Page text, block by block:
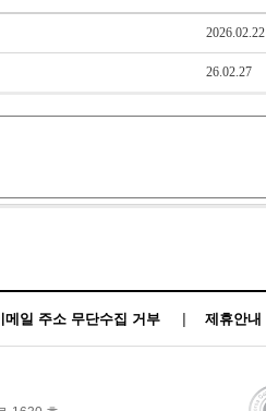
2026.02.22
26.02.27
메일 주소 무단수집 거부 제휴안내